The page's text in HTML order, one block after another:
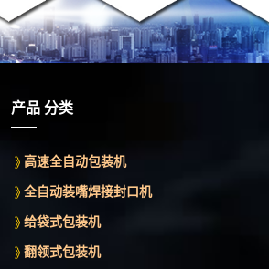
产品 分类
高速全自动包装机
全自动装嘴焊接封口机
给袋式包装机
翻领式包装机